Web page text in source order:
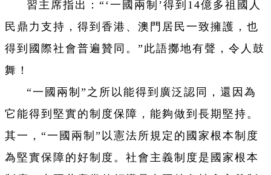
習主席指出：“‘一國兩制 ’得到14億多祖國人
民鼎力支持，得到香港、澳門居民一致擁護，也
得到國際社會普遍贊同。”此語擲地有聲，令人鼓
舞！
“一國兩制”之所以能得到廣泛認同，還因為
它能得到堅實的制度保障，能夠做到長期堅持。
其一，“一國兩制”以憲法所規定的國家根本制度
為堅實保障的好制度。社會主義制度是國家根本